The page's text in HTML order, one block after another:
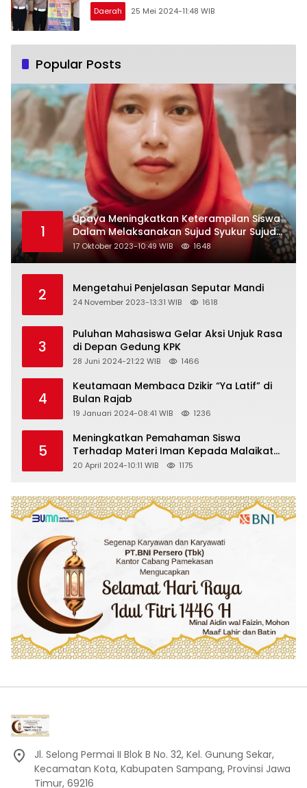
Daerah 25 Mei 2024-11:48 WIB
Popular Posts
1
Upaya Meningkatkan Keterampilan Siswa
Dalam Melaksanakan Sujud Syukur Sujud
Sahwi dan Sujud Tilawah Dengan
Menggunakan Model Pembelajaran
Nujum Sampang
17 Oktober 2023-10:49 WIB 1648
2 Mengetahui Penjelasan Seputar Mandi
24 November 2023-13:31 WIB 1618
3
Puluhan Mahasiswa Gelar Aksi Unjuk Rasa
di Depan Gedung KPK
28 Juni 2024-21:22 WIB 1466
4
Keutamaan Membaca Dzikir “Ya Latif” di
Bulan Rajab
19 Januari 2024-08:41 WIB 1236
5
Meningkatkan Pemahaman Siswa
Terhadap Materi Iman Kepada Malaikat
Allah Melalui Metode Pembelajaran
20 April 2024-10:11 WIB 1175
Jl. Selong Permai II Blok B No. 32, Kel. Gunung Sekar,
Kecamatan Kota, Kabupaten Sampang, Provinsi Jawa
Timur, 69216